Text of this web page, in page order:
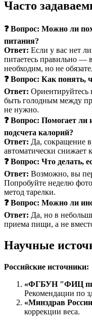
Часто
❓ Вопрос: Можно ли
питания?
Ответ: Если у вас нет
питаетесь правильно —
необходим, но не
❓ Вопрос: Как понять,
Ответ: Ориентируйтесь
быть голодным между
не нужно.
❓ Вопрос: Помогает ли
подсчета калорий?
Ответ: Да, сокращение
автоматически снижает
❓ Вопрос: Что делать,
Ответ: Возможно, вы
Попробуйте неделю
метод тарелки.
❓ Вопрос: Можно ли
Ответ: Да, но в
приема пищи, а не
Научные
Российские источники:
«ФГБУН "ФИЦ
Рекомендации по
«Минздрав
коррекции веса.